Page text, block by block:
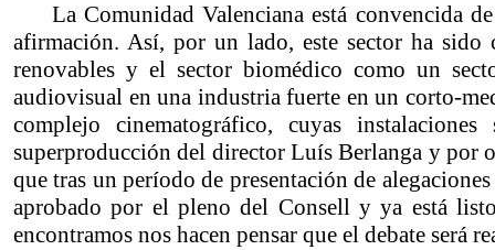
La Comunidad Valenciana está convencida
afirmación. Así, por un lado, este sector ha sido
renovables y el sector biomédico como un
audiovisual en una industria fuerte en un corto-
complejo cinematográfico, cuyas
superproducción del director Luís Berlanga y por
que tras un período de presentación de
aprobado por el pleno del Consell y ya está
encontramos nos hacen pensar que el debate será